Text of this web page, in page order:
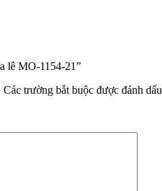
lê MO-1154-21”
Các trường bắt buộc được đánh dấu